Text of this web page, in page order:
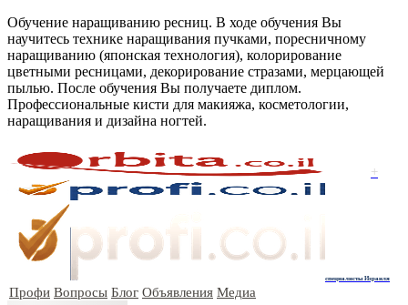
Обучение наращиванию ресниц. В ходе обучения Вы
научитесь технике наращивания пучками, поресничному
наращиванию (японская технология), колорирование
цветными ресницами, декорирование стразами, мерцающей
пылью. После обучения Вы получаете диплом.
Профессиональные кисти для макияжа, косметологии,
наращивания и дизайна ногтей.
+
специалисты Израиля
Профи Вопросы Блог Объявления Медиа